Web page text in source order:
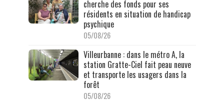
cherche des fonds pour ses
résidents en situation de handicap
psychique
05/08/26
Villeurbanne : dans le métro A, la
station Gratte-Ciel fait peau neuve
et transporte les usagers dans la
forêt
05/08/26